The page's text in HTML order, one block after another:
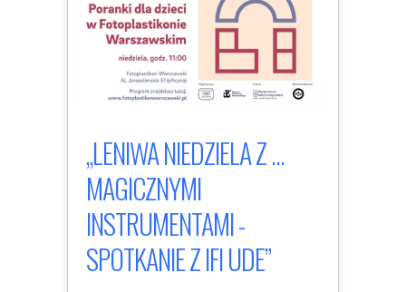
„LENIWA NIEDZIELA Z ...
MAGICZNYMI
INSTRUMENTAMI -
SPOTKANIE Z IFI UDE”